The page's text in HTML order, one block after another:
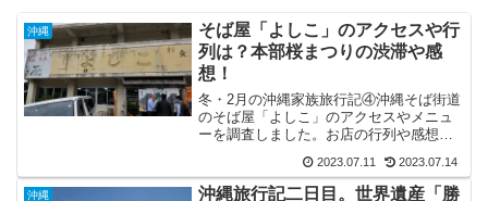
沖縄
そば屋「よしこ」のアクセスや行
列は？本部桜まつりの渋滞や感
想！
冬・2月の沖縄家族旅行記④沖縄そば街道
のそば屋「よしこ」のアクセスやメニュ
ーを調査しました。お店の行列や感想と
園で開催されていた「もとぶ桜まつり」
の渋滞や混雑、感想をご紹介！
2023.07.11 2023.07.14
沖縄
沖縄旅行記二日目。世界遺産「勝